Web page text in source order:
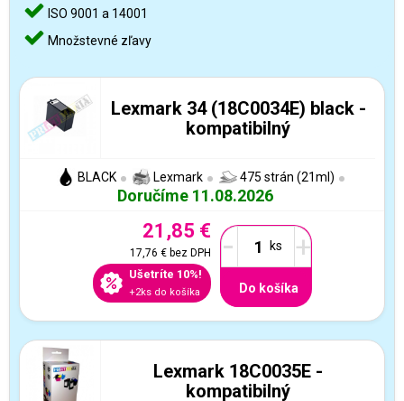
ISO 9001 a 14001
Množstevné zľavy
Lexmark 34 (18C0034E) black -
kompatibilný
BLACK Lexmark 475 strán (21ml)
Doručíme 11.08.2026
21,85 €
17,76 €bez DPH
Ušetríte 10%!
+2ks do košíka
- +
Do košíka
Lexmark 18C0035E -
kompatibilný